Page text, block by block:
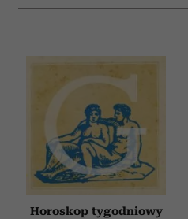
Horoskop tygodniowy